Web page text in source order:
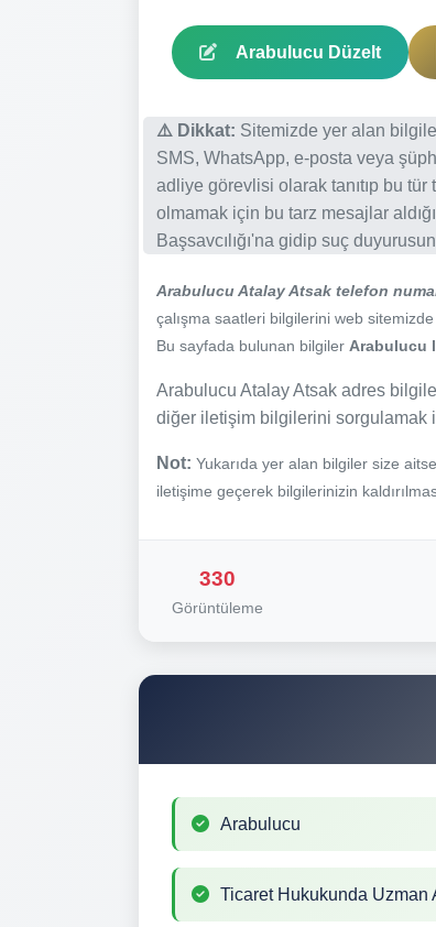
Arabulucu Düzelt
⚠️ Dikkat: Sitemizde yer alan
SMS, WhatsApp, e-posta veya
adliye görevlisi olarak tanıtıp bu
olmamak için bu tarz mesajlar
Başsavcılığı'na gidip suç
Arabulucu Atalay Atsak telefon
çalışma saatleri bilgilerini web sitemizde
Bu sayfada bulunan bilgiler Arabulucu
Arabulucu Atalay Atsak adres
diğer iletişim bilgilerini sorgulamak
Not: Yukarıda yer alan bilgiler size
iletişime geçerek bilgilerinizin
330
Görüntüleme
Arabulucu
Ticaret Hukukunda Uzman